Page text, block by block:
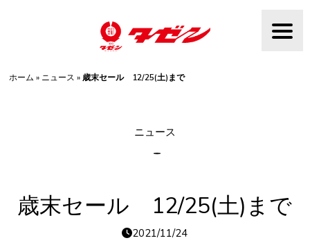
ホーム » ニュース » 歳末セール 12/25(土)まで
ニュース
歳末セール 12/25(土)まで
2021/11/24